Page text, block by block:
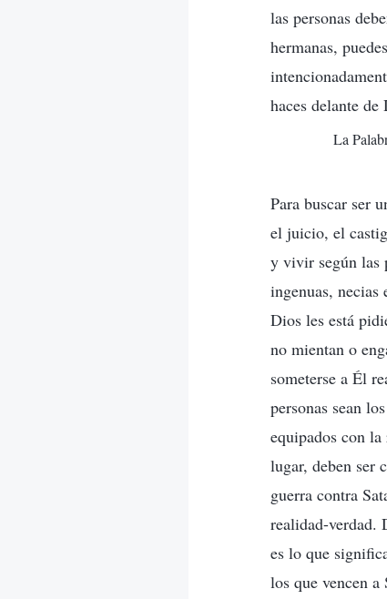
las personas
hermanas,
haces delante
La
Para buscar ser
el juicio, el
y vivir según las
ingenuas, necias
Dios les está
no mientan o
someterse a Él
personas sean
equipados con
lugar, deben ser
guerra contra
realidad-verdad.
es lo que
los que vencen